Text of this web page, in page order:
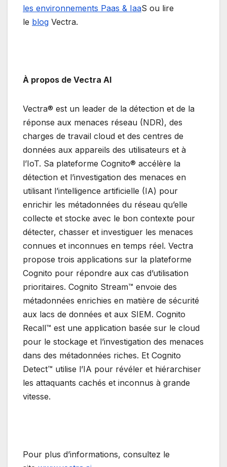
les environnements Paas & IaaS ou lire
le blog Vectra.
À propos de Vectra AI
Vectra® est un leader de la détection et de la
réponse aux menaces réseau (NDR), des
charges de travail cloud et des centres de
données aux appareils des utilisateurs et à
l’IoT. Sa plateforme Cognito® accélère la
détection et l’investigation des menaces en
utilisant l’intelligence artificielle (IA) pour
enrichir les métadonnées du réseau qu’elle
collecte et stocke avec le bon contexte pour
détecter, chasser et investiguer les menaces
connues et inconnues en temps réel. Vectra
propose trois applications sur la plateforme
Cognito pour répondre aux cas d’utilisation
prioritaires. Cognito Stream™ envoie des
métadonnées enrichies en matière de sécurité
aux lacs de données et aux SIEM. Cognito
Recall™ est une application basée sur le cloud
pour le stockage et l’investigation des menaces
dans des métadonnées riches. Et Cognito
Detect™ utilise l’IA pour révéler et hiérarchiser
les attaquants cachés et inconnus à grande
vitesse.
Pour plus d’informations, consultez le